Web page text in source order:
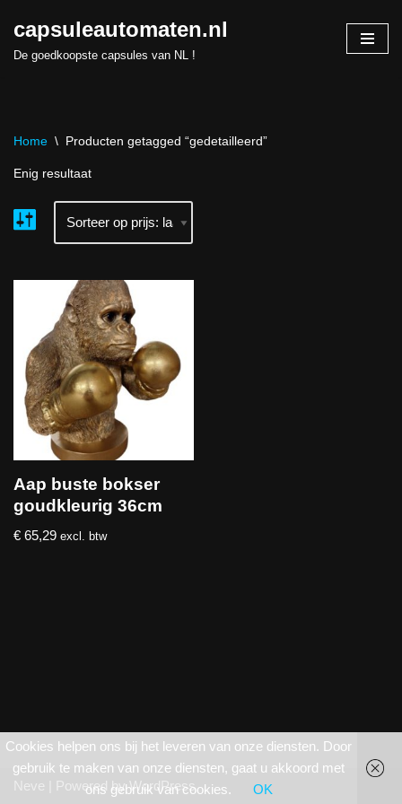
Skip
capsuleautomaten.nl
De goedkoopste capsules van NL !
Home \ Producten getagged “gedetailleerd”
Enig resultaat
Aap buste bokser
goudkleurig 36cm
€ 65,29 excl. btw
Neve | Powered byWordPress
Cookies helpen ons bij het leveren van onze diensten. Door
gebruik te maken van onze diensten, gaat u akkoord met
ons gebruik van cookies.
OK